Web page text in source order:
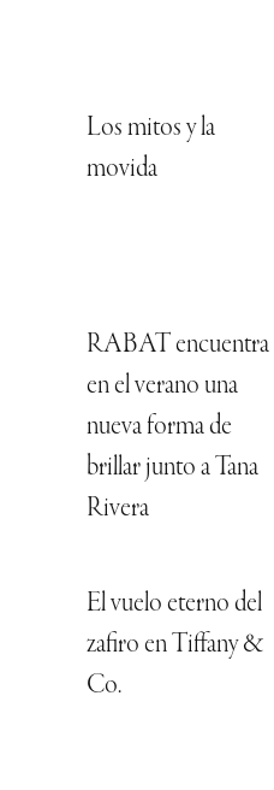
Los mitos y la
movida
RABAT encuentra
en el verano una
nueva forma de
brillar junto a Tana
Rivera
El vuelo eterno del
zafiro en Tiffany &
Co.